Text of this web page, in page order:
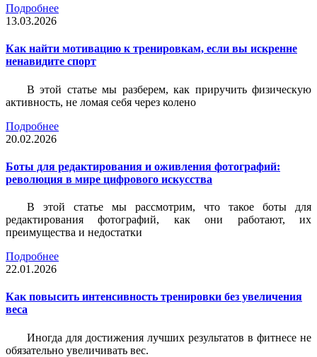
Подробнее
13.03.2026
Как найти мотивацию к тренировкам, если вы искренне
ненавидите спорт
В этой статье мы разберем, как приручить физическую
активность, не ломая себя через колено
Подробнее
20.02.2026
Боты для редактирования и оживления фотографий:
революция в мире цифрового искусства
В этой статье мы рассмотрим, что такое боты для
редактирования фотографий, как они работают, их
преимущества и недостатки
Подробнее
22.01.2026
Как повысить интенсивность тренировки без увеличения
веса
Иногда для достижения лучших результатов в фитнесе не
обязательно увеличивать вес.